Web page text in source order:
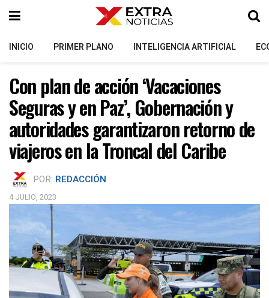
INICIO PRIMER PLANO INTELIGENCIA ARTIFICIAL
Con plan de acción ‘Vacaciones
Seguras y en Paz’, Gobernación y
autoridades garantizaron retorno de
viajeros en la Troncal del Caribe
POR: REDACCIÓN
4 JULIO, 2023